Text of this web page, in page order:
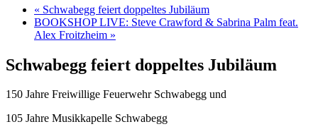
« Schwabegg feiert doppeltes Jubiläum
BOOKSHOP LIVE: Steve Crawford & Sabrina Palm feat.
Alex Froitzheim »
Schwabegg feiert doppeltes Jubiläum
150 Jahre Freiwillige Feuerwehr Schwabegg und
105 Jahre Musikkapelle Schwabegg